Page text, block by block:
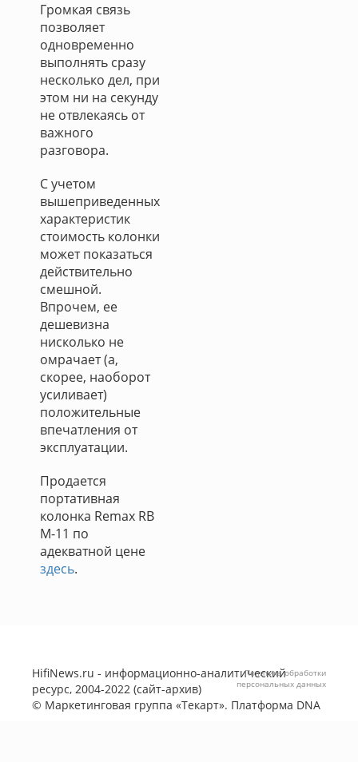
Громкая связь
позволяет
одновременно
выполнять сразу
несколько дел, при
этом ни на секунду
не отвлекаясь от
важного
разговора.
С учетом
вышеприведенных
характеристик
стоимость колонки
может показаться
действительно
смешной.
Впрочем, ее
дешевизна
нисколько не
омрачает (а,
скорее, наоборот
усиливает)
положительные
впечатления от
эксплуатации.
Продается
портативная
колонка Remax RB
M-11 по
адекватной цене
здесь.
HifiNews.ru - информационно-аналитический
ресурс, 2004-2022 (сайт-архив)
© Маркетинговая группа «Текарт». Платформа DNA
Политика обработки
персональных данных